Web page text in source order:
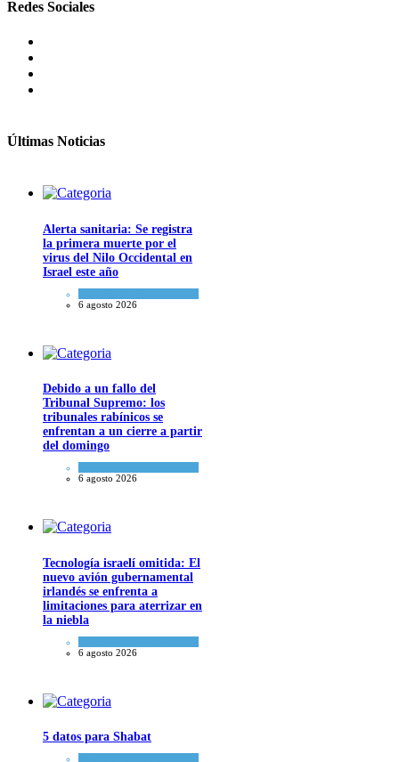
Redes Sociales
Últimas Noticias
Alerta sanitaria: Se registra
la primera muerte por el
virus del Nilo Occidental en
Israel este año
6 agosto 2026
Debido a un fallo del
Tribunal Supremo: los
tribunales rabínicos se
enfrentan a un cierre a partir
del domingo
6 agosto 2026
Tecnología israelí omitida: El
nuevo avión gubernamental
irlandés se enfrenta a
limitaciones para aterrizar en
la niebla
6 agosto 2026
5 datos para Shabat